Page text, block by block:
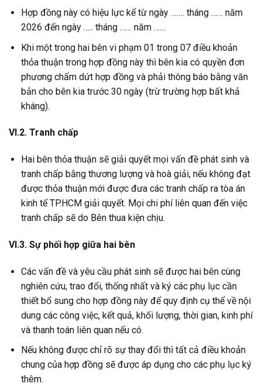
Hợp đồng này có hiệu lực kể từ ngày ……. tháng …… năm
2026 đến ngày ….. tháng …… năm ……
Khi một trong hai bên vi phạm 01 trong 07 điều khoản
thỏa thuận trong hợp đồng này thì bên kia có quyền đơn
phương chấm dứt hợp đồng và phải thông báo bằng văn
bản cho bên kia trước 30 ngày (trừ trường hợp bất khả
kháng).
VI.2. Tranh chấp
Hai bên thỏa thuận sẽ giải quyết mọi vấn đề phát sinh và
tranh chấp bằng thương lượng và hoà giải, nếu không đạt
được thỏa thuận mới được đưa các tranh chấp ra tòa án
kinh tế TP.HCM giải quyết. Mọi chi phí liên quan đến việc
tranh chấp sẽ do Bên thua kiện chịu.
VI.3. Sự phối hợp giữa hai bên
Các vấn đề và yêu cầu phát sinh sẽ được hai bên cùng
nghiên cứu, trao đổi, thống nhất và ký các phụ lục cần
thiết bổ sung cho hợp đồng này để quy định cụ thể về nội
dung các công việc, kết quả, khối lượng, thời gian, kinh phí
và thanh toán liên quan nếu có.
Nếu không được chỉ rõ sự thay đổi thì tất cả điều khoản
chung của hợp đồng sẽ được áp dụng cho các phụ lục ký
thêm.